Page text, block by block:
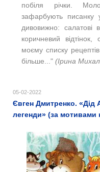
побіля річки.
зафарбують писанку
дивовижно: салатові
коричневий
моєму списку
більше..." (Ірина
05-02-2022
Євген Дмитренко. «Дід
легенди» (за мотивами